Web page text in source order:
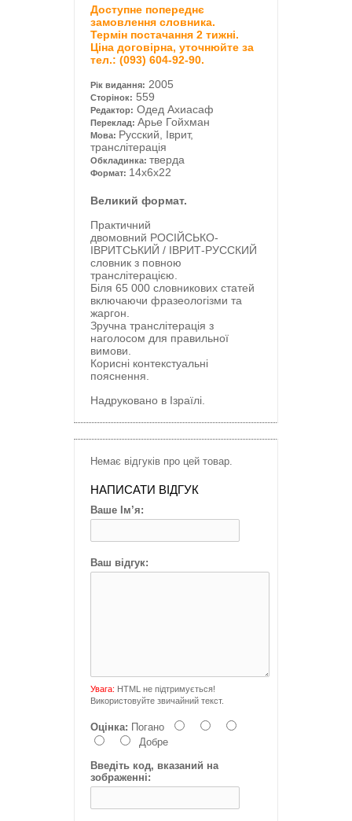
Доступне попереднє
замовлення словника.
Термін постачання 2 тижні.
Ціна договірна, уточнюйте за
тел.: (093) 604-92-90.
Рік видання: 2005
Сторінок: 559
Редактор: Одед Ахиасаф
Переклад: Арье Гойхман
Мова: Руcский, Іврит,
транслітерація
Обкладинка: тверда
Формат: 14x6x22
Великий формат.
Практичний
двомовний РОСІЙСЬКО-
ІВРИТСЬКИЙ / ІВРИТ-РУССКИЙ
словник з повною
транслітерацією.
Біля 65 000 словникових статей
включаючи фразеологізми та
жаргон.
Зручна транслітерація з
наголосом для правильної
вимови.
Корисні контекстуальні
пояснення.
Надруковано в Ізраїлі.
Немає відгуків про цей товар.
НАПИСАТИ ВІДГУК
Ваше Ім’я:
Ваш відгук:
Увага: HTML не підтримується!
Використовуйте звичайний текст.
Оцінка: Погано
Добре
Введіть код, вказаний на
зображенні: